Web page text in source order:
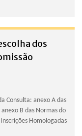
dos
Consulta: anexo A das
B das Normas do
Homologadas